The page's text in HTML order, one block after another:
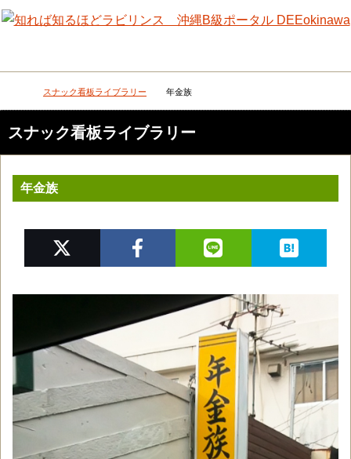
メニュー 検
DEEokinawaトップ
スナック看板ライブラリー 年金族
スナック看板ライブラリー
年金族